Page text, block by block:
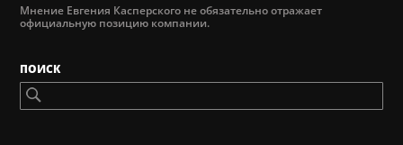
Мнение Евгения Касперского не обязательно отражает
официальную позицию компании.
ПОИСК